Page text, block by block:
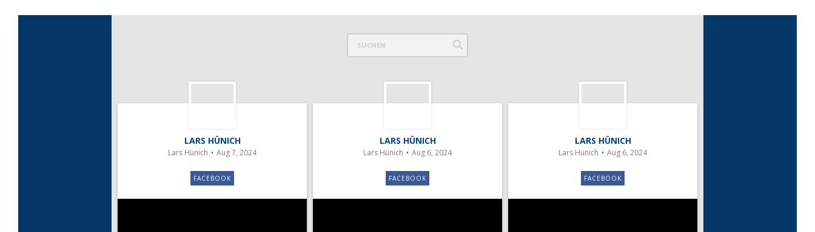
LARS HÜNICH
Lars Hünich Aug 7, 2024
FACEBOOK
LARS HÜNICH
Lars Hünich Aug 6, 2024
FACEBOOK
LARS HÜNICH
Lars Hünich Aug 6, 2024
FACEBOOK